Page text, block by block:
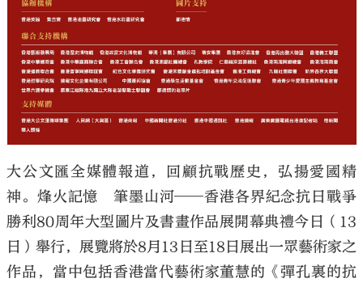
大公文匯全媒體報道，回顧抗戰歷史，弘揚愛國精
神。烽火記憶 筆墨山河——香港各界紀念抗日戰爭
勝利80周年大型圖片及書畫作品展開幕典禮今日（13
日）舉行，展覽將於8月13日至18日展出一眾藝術家之
作品，當中包括香港當代藝術家董慧的《彈孔裏的抗